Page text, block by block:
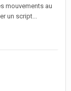
mouvements au
un script...